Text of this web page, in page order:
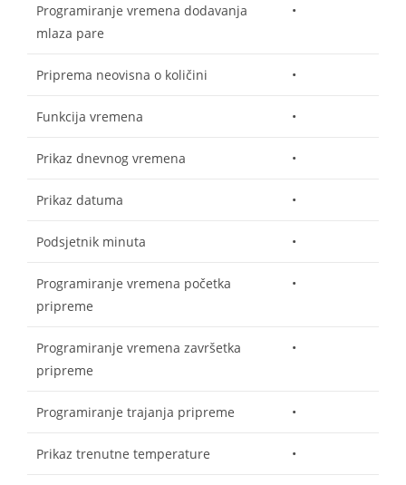
Programiranje vremena dodavanja
mlaza pare
•
Priprema neovisna o količini •
Funkcija vremena •
Prikaz dnevnog vremena •
Prikaz datuma •
Podsjetnik minuta •
Programiranje vremena početka
pripreme
•
Programiranje vremena završetka
pripreme
•
Programiranje trajanja pripreme •
Prikaz trenutne temperature •